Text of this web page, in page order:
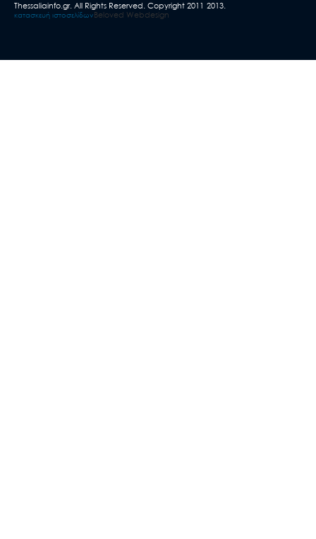
Thessaliainfo.gr. All Rights Reserved. Copyright 2011-2013.
κατασκευή ιστοσελίδωνBeloved Webdesign